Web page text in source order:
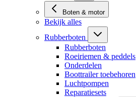
Boten & motor
Bekijk alles
Rubberboten
Rubberboten
Roeiriemen & peddels
Onderdelen
Boottrailer toebehoren
Luchtpompen
Reparatiesets